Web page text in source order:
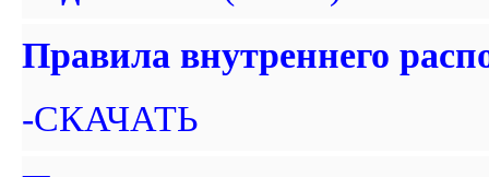
Правила внутреннего
-СКАЧАТЬ